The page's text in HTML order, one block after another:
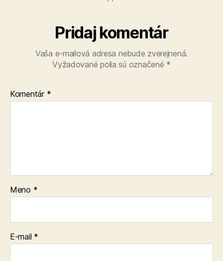
Pridaj komentár
Vaša e-mailová adresa nebude zverejnená.
Vyžadované polia sú označené *
Komentár *
Meno *
E-mail *